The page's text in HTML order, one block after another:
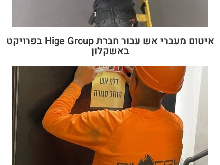
איטום מעברי אש עבור חברת Hige Group בפרויקט
באשקלון